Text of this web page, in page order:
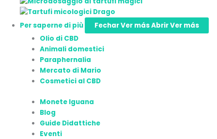
Per saperne di più Fechar Ver másAbrir Ver más
Olio di CBD
Animali domestici
Paraphernalia
Mercato di Mario
Cosmetici al CBD
Monete Iguana
Blog
Guide Didattiche
Eventi